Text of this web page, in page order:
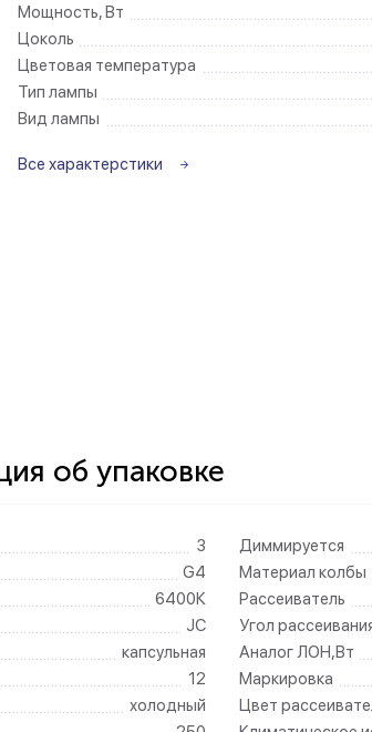
Мощность, Вт
Цоколь
Цветовая температура
Тип лампы
Вид лампы
Все характерстики
об упаковке
3
G4
6400К
JC
капсульная
12
холодный
Диммируется
Материал колбы
Рассеиватель
Угол
Аналог ЛОН,Вт
Маркировка
Цвет